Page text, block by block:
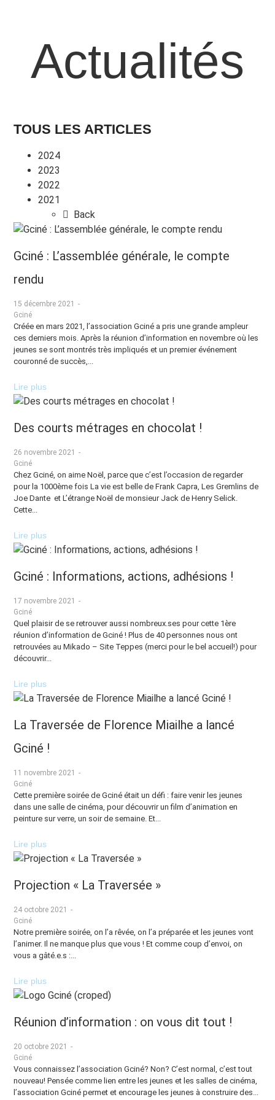
Actualités
TOUS LES ARTICLES
2024
2023
2022
2021
Back
Gciné : L’assemblée générale, le compte
rendu
15 décembre 2021
-
Gciné
Créée en mars 2021, l’association Gciné a pris une grande ampleur
ces derniers mois. Après la réunion d’information en novembre où les
jeunes se sont montrés très impliqués et un premier événement
couronné de succès,...
Lire plus
Des courts métrages en chocolat !
26 novembre 2021
-
Gciné
Chez Gciné, on aime Noël, parce que c’est l’occasion de regarder
pour la 1000ème fois La vie est belle de Frank Capra, Les Gremlins de
Joe Dante et L’étrange Noël de monsieur Jack de Henry Selick.
Cette...
Lire plus
Gciné : Informations, actions, adhésions !
17 novembre 2021
-
Gciné
Quel plaisir de se retrouver aussi nombreux.ses pour cette 1ère
réunion d’information de Gciné ! Plus de 40 personnes nous ont
retrouvées au Mikado – Site Teppes (merci pour le bel accueil!) pour
découvrir...
Lire plus
La Traversée de Florence Miailhe a lancé
Gciné !
11 novembre 2021
-
Gciné
Cette première soirée de Gciné était un défi : faire venir les jeunes
dans une salle de cinéma, pour découvrir un film d’animation en
peinture sur verre, un soir de semaine. Et...
Lire plus
Projection « La Traversée »
24 octobre 2021
-
Gciné
Notre première soirée, on l’a rêvée, on l’a préparée et les jeunes vont
l’animer. Il ne manque plus que vous ! Et comme coup d’envoi, on
vous a gâté.e.s :...
Lire plus
Réunion d’information : on vous dit tout !
20 octobre 2021
-
Gciné
Vous connaissez l’association Gciné? Non? C’est normal, c’est tout
nouveau! Pensée comme lien entre les jeunes et les salles de cinéma,
l’association Gciné permet et encourage les jeunes à construire des...